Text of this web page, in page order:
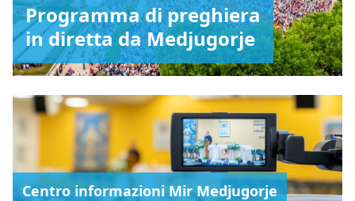
Programma di preghiera
in diretta da Medjugorje
Centro informazioni Mir Medjugorje